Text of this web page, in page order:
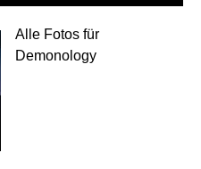
Alle Fotos für
Demonology